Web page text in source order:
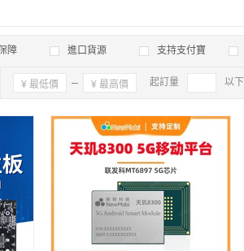
障 進口貨源 支持支付寶
確定 起訂量 以下
確定